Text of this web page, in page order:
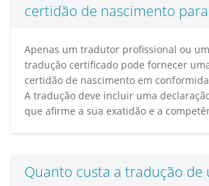
certidão de nascimento para
Apenas um tradutor profissional ou
tradução certificado pode fornecer
certidão de nascimento em
A tradução deve incluir uma
que afirme a sua exatidão e a
Quanto custa a tradução de